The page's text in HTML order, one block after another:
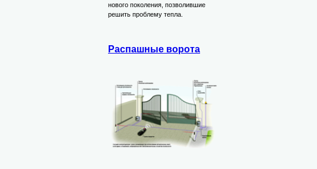
нового поколения, позволившие
решить проблему тепла.
Распашные ворота